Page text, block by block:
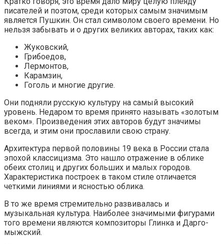
писателей и поэтом, среди которых самым значимым
является Пушкин. Он стал символом своего времени. Но
нельзя забывать и о других великих авторах, таких как:
Жуковский,
Грибоедов,
Лермонтов,
Карамзин,
Гоголь и многие другие.
Они подняли русскую культуру на самый высокий
уровень. Недаром то время принято называть «золотым
веком». Произведения этих авторов будут значимы
всегда, и этим они прославили свою страну.
Архитектура первой половины 19 века в России стала
эпохой классицизма. Это нашло отражение в облике
обеих столиц и других больших и малых городов.
Характеристика построек в таком стиле отличается
четкими линиями и ясностью облика.
В то же время стремительно развивалась и
музыкальная культура. Наиболее значимыми фигурами
того времени являются композиторы Глинка и Дарго­
мыжский.